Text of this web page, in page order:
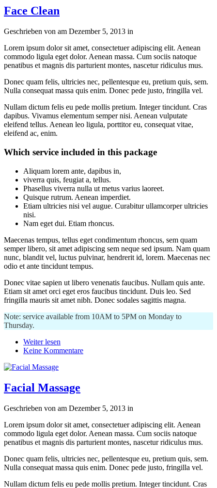
Face Clean
Geschrieben von am Dezember 5, 2013 in
Lorem ipsum dolor sit amet, consectetuer adipiscing elit. Aenean
commodo ligula eget dolor. Aenean massa. Cum sociis natoque
penatibus et magnis dis parturient montes, nascetur ridiculus mus.
Donec quam felis, ultricies nec, pellentesque eu, pretium quis, sem.
Nulla consequat massa quis enim. Donec pede justo, fringilla vel.
Nullam dictum felis eu pede mollis pretium. Integer tincidunt. Cras
dapibus. Vivamus elementum semper nisi. Aenean vulputate
eleifend tellus. Aenean leo ligula, porttitor eu, consequat vitae,
eleifend ac, enim.
Which service included in this package
Aliquam lorem ante, dapibus in,
viverra quis, feugiat a, tellus.
Phasellus viverra nulla ut metus varius laoreet.
Quisque rutrum. Aenean imperdiet.
Etiam ultricies nisi vel augue. Curabitur ullamcorper ultricies
nisi.
Nam eget dui. Etiam rhoncus.
Maecenas tempus, tellus eget condimentum rhoncus, sem quam
semper libero, sit amet adipiscing sem neque sed ipsum. Nam quam
nunc, blandit vel, luctus pulvinar, hendrerit id, lorem. Maecenas nec
odio et ante tincidunt tempus.
Donec vitae sapien ut libero venenatis faucibus. Nullam quis ante.
Etiam sit amet orci eget eros faucibus tincidunt. Duis leo. Sed
fringilla mauris sit amet nibh. Donec sodales sagittis magna.
Note: service available from 10AM to 5PM on Monday to
Thursday.
Weiter lesen
Keine Kommentare
Facial Massage
Geschrieben von am Dezember 5, 2013 in
Lorem ipsum dolor sit amet, consectetuer adipiscing elit. Aenean
commodo ligula eget dolor. Aenean massa. Cum sociis natoque
penatibus et magnis dis parturient montes, nascetur ridiculus mus.
Donec quam felis, ultricies nec, pellentesque eu, pretium quis, sem.
Nulla consequat massa quis enim. Donec pede justo, fringilla vel.
Nullam dictum felis eu pede mollis pretium. Integer tincidunt. Cras